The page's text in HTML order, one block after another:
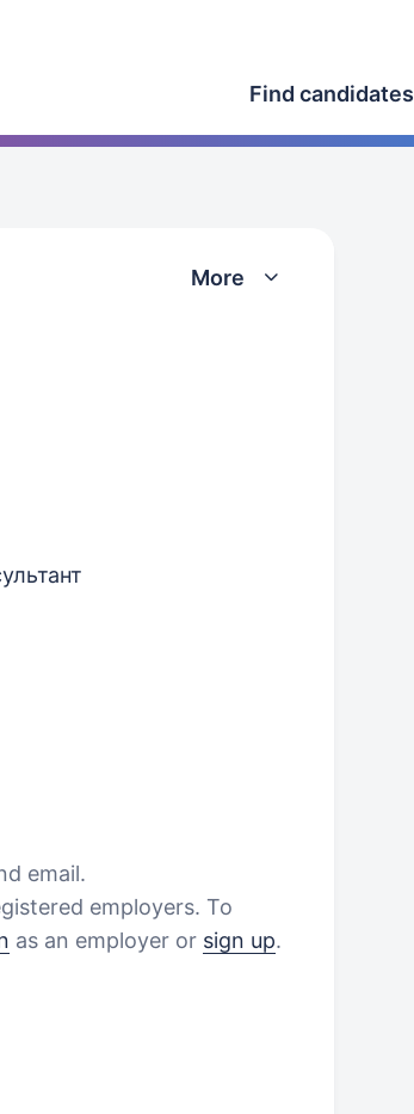
Find candidates
More
email.
employers. To
as an employer or sign up.